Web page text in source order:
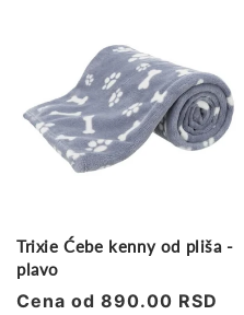
Trixie Ćebe kenny od pliša -
plavo
Regularna
Cena od 890.00 RSD